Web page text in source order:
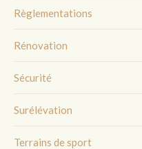
Règlementations
Rénovation
Sécurité
Surélévation
Terrains de sport